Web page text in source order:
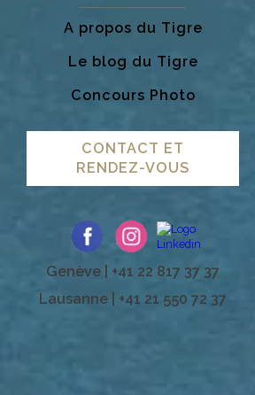
A propos du Tigre
Le blog du Tigre
Concours Photo
CONTACT ET
RENDEZ-VOUS
Genève | +41 22 817 37 37
Lausanne | +41 21 550 72 37